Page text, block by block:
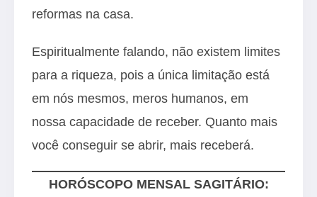
reformas na casa.
Espiritualmente falando, não existem limites
para a riqueza, pois a única limitação está
em nós mesmos, meros humanos, em
nossa capacidade de receber. Quanto mais
você conseguir se abrir, mais receberá.
HORÓSCOPO MENSAL SAGITÁRIO: